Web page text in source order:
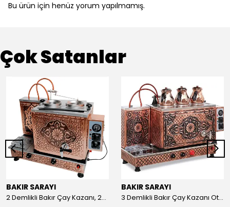
Bu ürün için henüz yorum yapılmamış.
Çok Satanlar
BAKIR SARAYI
2 Demlikli Bakır Çay Kazanı, 25 Litre
BAKIR SARAYI
3 Demlikli Bakır Çay Kazanı Otomatik, 30 Litre